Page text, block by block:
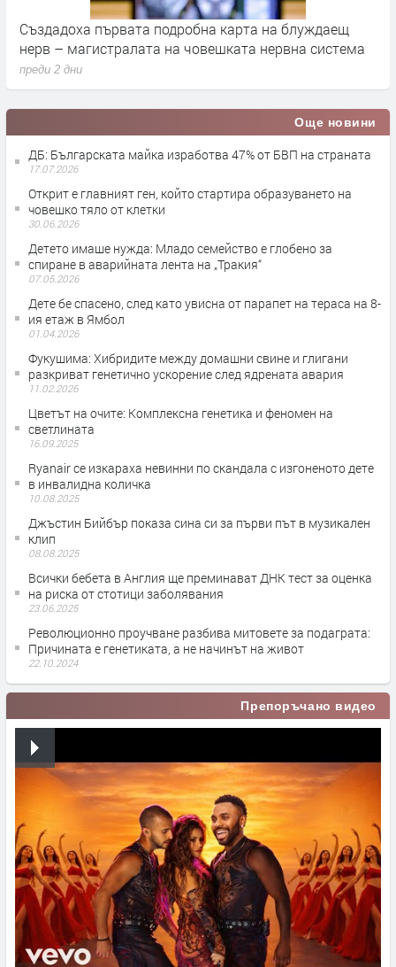
Създадоха първата подробна карта на блуждаещ
нерв – магистралата на човешката нервна система
преди 2 дни
Още новини
ДБ: Българската майка изработва 47% от БВП на страната
17.07.2026
Открит е главният ген, който стартира образуването на
човешко тяло от клетки
30.06.2026
Детето имаше нужда: Младо семейство е глобено за
спиране в аварийната лента на „Тракия“
07.05.2026
Дете бе спасено, след като увисна от парапет на тераса на 8-
ия етаж в Ямбол
01.04.2026
Фукушима: Хибридите между домашни свине и глигани
разкриват генетично ускорение след ядрената авария
11.02.2026
Цветът на очите: Комплексна генетика и феномен на
светлината
16.09.2025
Ryanair се изкараха невинни по скандала с изгоненото дете
в инвалидна количка
10.08.2025
Джъстин Бийбър показа сина си за първи път в музикален
клип
08.08.2025
Всички бебета в Англия ще преминават ДНК тест за оценка
на риска от стотици заболявания
23.06.2025
Революционно проучване разбива митовете за подаграта:
Причината е генетиката, а не начинът на живот
22.10.2024
Препоръчано видео